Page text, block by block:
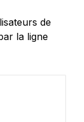
de
la ligne